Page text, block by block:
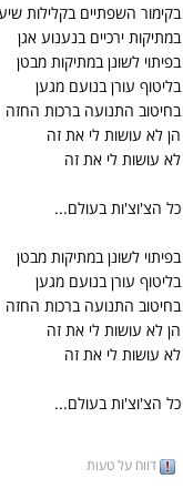
בקימור השפתיים בקלילות
במתיקות ירכיים בנענוע אגן
בפיתוי לשונן במתיקות מבטן
בליטוף עורן בנועם מגען
בחיטוב התנועה ברכות החזה
הן לא עושות לי את זה
לא עושות לי את זה
כל הצ'וצ'ות בעולם...
בפיתוי לשונן במתיקות מבטן
בליטוף עורן בנועם מגען
בחיטוב התנועה ברכות החזה
הן לא עושות לי את זה
לא עושות לי את זה
כל הצ'וצ'ות בעולם...
דווח על טעות